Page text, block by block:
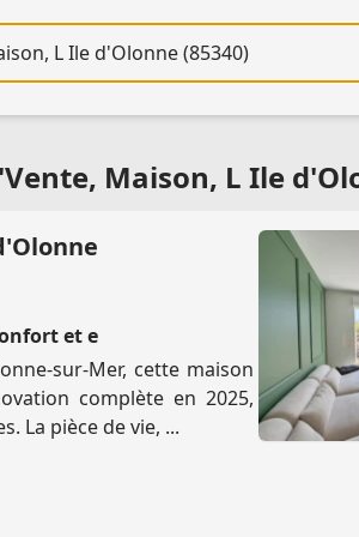
Maison, L Ile
et e
sur-Mer, cette maison
complète en 2025,
La pièce de vie, ...